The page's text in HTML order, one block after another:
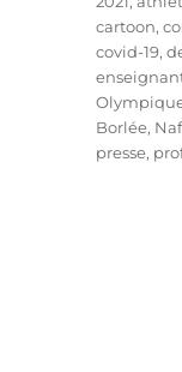
cartoon,
covid-19,
Borlée,
presse,